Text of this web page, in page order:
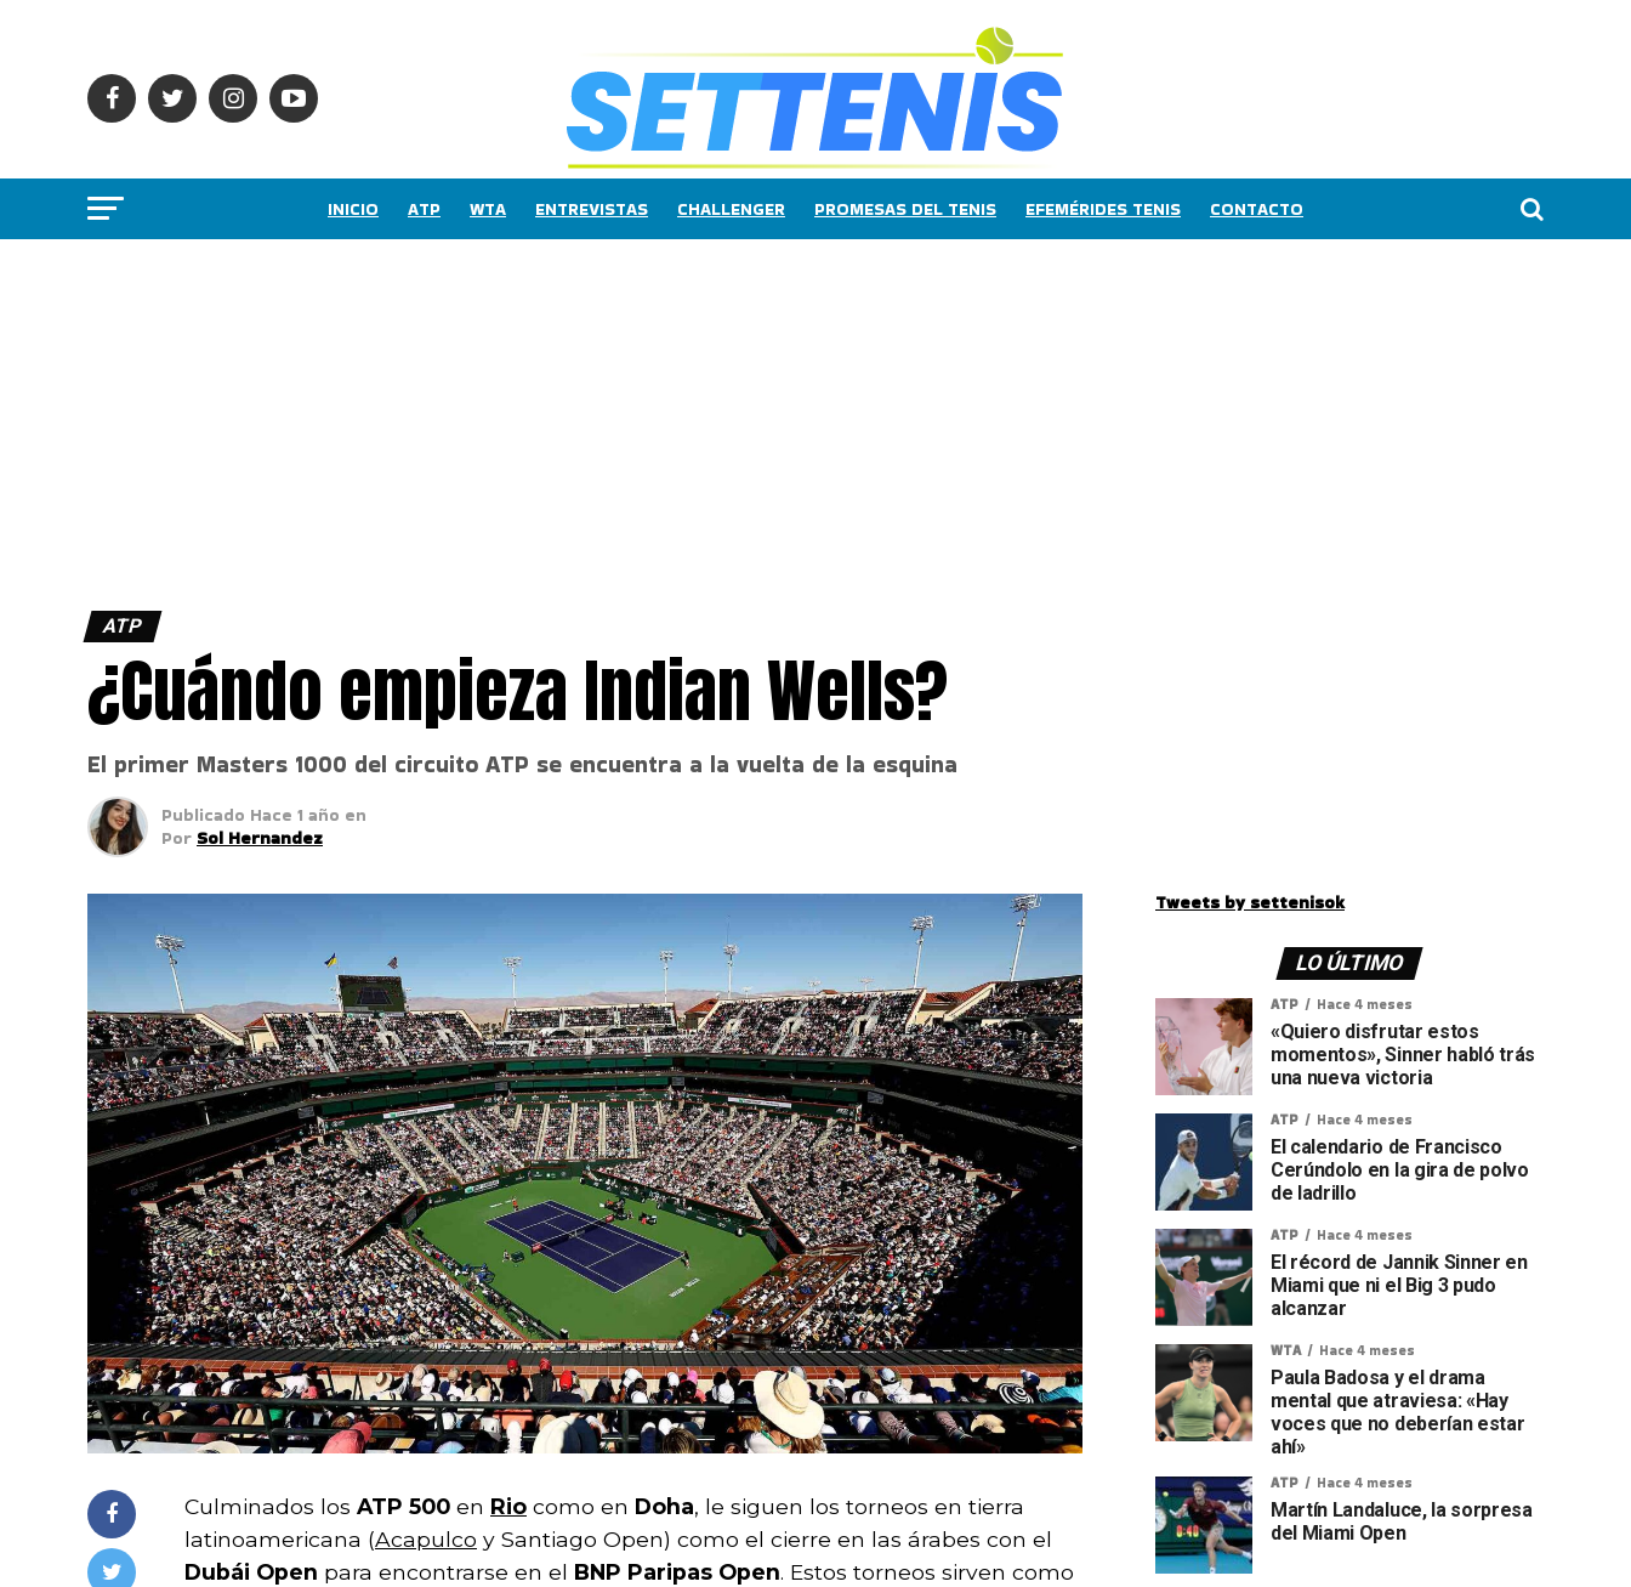
INICIO ATP WTA ENTREVISTAS CHALLENGER PROMESAS DEL TENIS EFEMÉRIDES TENIS CONTACTO
ATP
¿Cuándo empieza Indian Wells?
El primer Masters 1000 del circuito ATP se encuentra a la vuelta de la esquina
Publicado Hace 1 año en
Por Sol Hernandez
Culminados los ATP 500 en Rio como en Doha, le siguen los torneos en tierra
latinoamericana (Acapulco y Santiago Open) como el cierre en las árabes con el
Dubái Open para encontrarse en el BNP Paripas Open. Estos torneos sirven como
Tweets by settenisok
LO ÚLTIMO
ATP Hace 4 meses
«Quiero disfrutar estos
momentos», Sinner habló trás
una nueva victoria
ATP Hace 4 meses
El calendario de Francisco
Cerúndolo en la gira de polvo
de ladrillo
ATP Hace 4 meses
El récord de Jannik Sinner en
Miami que ni el Big 3 pudo
alcanzar
WTA Hace 4 meses
Paula Badosa y el drama
mental que atraviesa: «Hay
voces que no deberían estar
ahí»
ATP Hace 4 meses
Martín Landaluce, la sorpresa
del Miami Open